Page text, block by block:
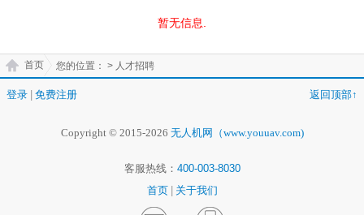
暂无信息.
您的位置：
首页 > 人才招聘
登录 免费注册 返回顶部↑
Copyright © 2015-2026 无人机网（www.youuav.com)
客服热线： 400-003-8030
首页
关于我们